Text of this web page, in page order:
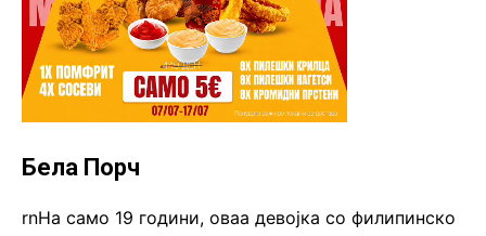
Бела Порч
rnНа само 19 години, оваа девојка со филипинско